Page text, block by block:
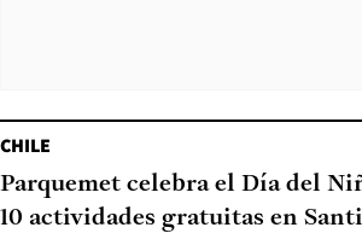
CHILE
Parquemet celebra el Día del
10 actividades gratuitas en